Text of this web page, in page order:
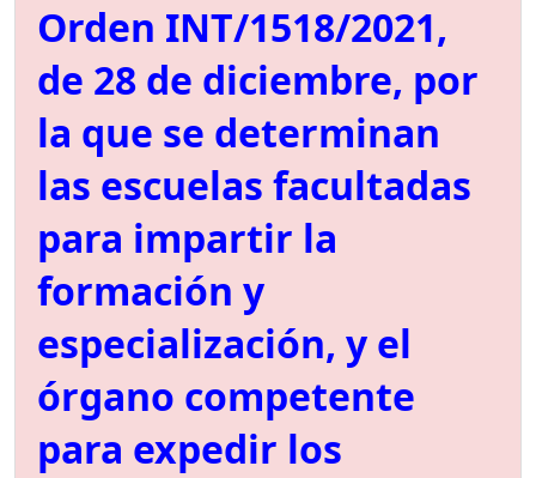
Orden INT/1518/2021,
de 28 de diciembre, por
la que se determinan
las escuelas facultadas
para impartir la
formación y
especialización, y el
órgano competente
para expedir los